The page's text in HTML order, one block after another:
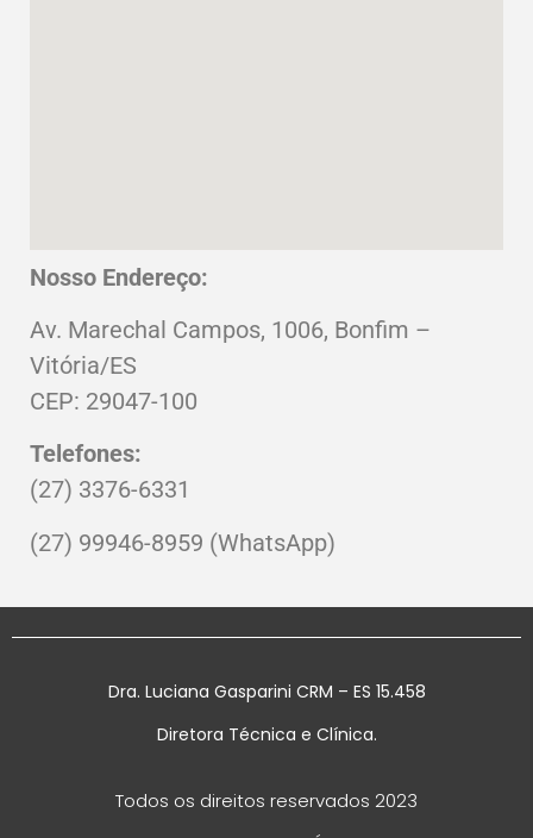
Nosso Endereço:
Av. Marechal Campos, 1006, Bonfim –
Vitória/ES
CEP: 29047-100
Telefones:
(27) 3376-6331
(27) 99946-8959 (WhatsApp)
Dra. Luciana Gasparini CRM – ES 15.458
Diretora Técnica e Clínica.
Todos os direitos reservados 2023